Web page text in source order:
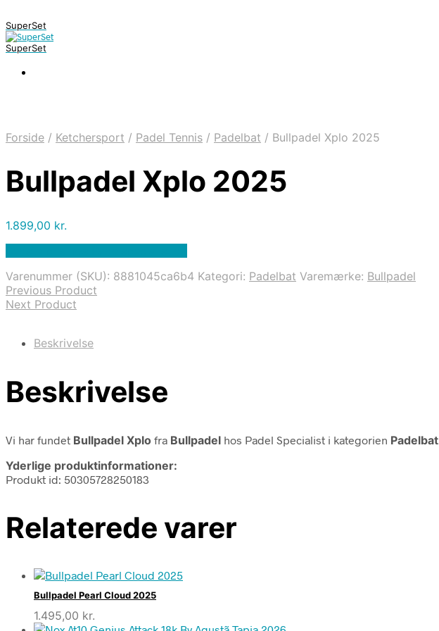
SuperSet
SuperSet
Forside / Ketchersport / Padel Tennis / Padelbat / Bullpadel Xplo 2025
Bullpadel Xplo 2025
1.899,00 kr.
Varenummer (SKU): 8881045ca6b4 Kategori: Padelbat Varemærke: Bullpadel
Previous Product
Next Product
Beskrivelse
Beskrivelse
Vi har fundet Bullpadel Xplo fra Bullpadel hos Padel Specialist i kategorien Padelbat
Yderlige produktinformationer:
Produkt id: 50305728250183
Relaterede varer
Bullpadel Pearl Cloud 2025
1.495,00 kr.